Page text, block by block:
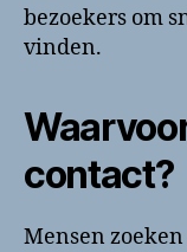
bezoekers om
vinden.
contact?
Mensen